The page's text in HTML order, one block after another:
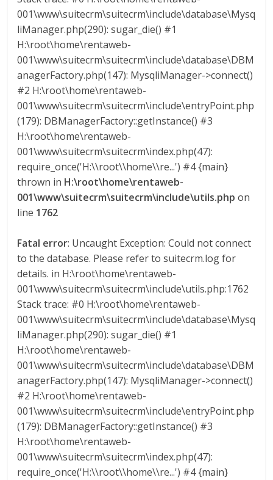
001\www\suitecrm\suitecrm\include\database\Mysq
liManager.php(290): sugar_die() #1
H:\root\home\rentaweb-
001\www\suitecrm\suitecrm\include\database\DBM
anagerFactory.php(147): MysqliManager->connect()
#2 H:\root\home\rentaweb-
001\www\suitecrm\suitecrm\include\entryPoint.php
(179): DBManagerFactory::getInstance() #3
H:\root\home\rentaweb-
001\www\suitecrm\suitecrm\index.php(47):
require_once('H:\\root\\home\\re...') #4 {main}
thrown in H:\root\home\rentaweb-
001\www\suitecrm\suitecrm\include\utils.php on
line 1762
Fatal error: Uncaught Exception: Could not connect
to the database. Please refer to suitecrm.log for
details. in H:\root\home\rentaweb-
001\www\suitecrm\suitecrm\include\utils.php:1762
Stack trace: #0 H:\root\home\rentaweb-
001\www\suitecrm\suitecrm\include\database\Mysq
liManager.php(290): sugar_die() #1
H:\root\home\rentaweb-
001\www\suitecrm\suitecrm\include\database\DBM
anagerFactory.php(147): MysqliManager->connect()
#2 H:\root\home\rentaweb-
001\www\suitecrm\suitecrm\include\entryPoint.php
(179): DBManagerFactory::getInstance() #3
H:\root\home\rentaweb-
001\www\suitecrm\suitecrm\index.php(47):
require_once('H:\\root\\home\\re...') #4 {main}